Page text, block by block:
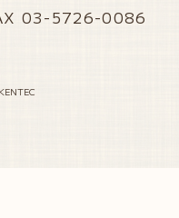
03-5726-0086